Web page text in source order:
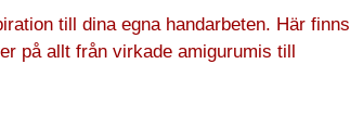
till dina egna handarbeten. Här finns
på allt från virkade amigurumis till